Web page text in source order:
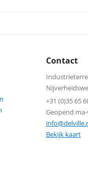
Contact
+31 (0)35 65
Geopend
Bekijk kaart